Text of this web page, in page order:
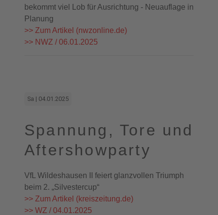
bekommt viel Lob für Ausrichtung - Neuauflage in
Planung
>> Zum Artikel (nwzonline.de)
>> NWZ / 06.01.2025
Sa | 04.01.2025
Spannung, Tore und
Aftershowparty
VfL Wildeshausen II feiert glanzvollen Triumph
beim 2. „Silvestercup“
>> Zum Artikel (kreiszeitung.de)
>> WZ / 04.01.2025